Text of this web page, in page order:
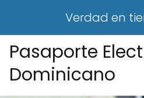
Verdad en
Pasaporte
Dominicano